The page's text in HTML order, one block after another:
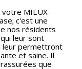
votre MIEUX-
c'est une
nos résidents
leur sont
leur permettront
et saine. Il
que